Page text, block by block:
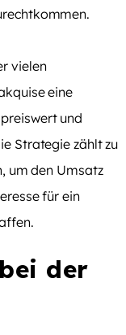
vielen
eine
und
Strategie zählt zu
um den Umsatz
für ein
der